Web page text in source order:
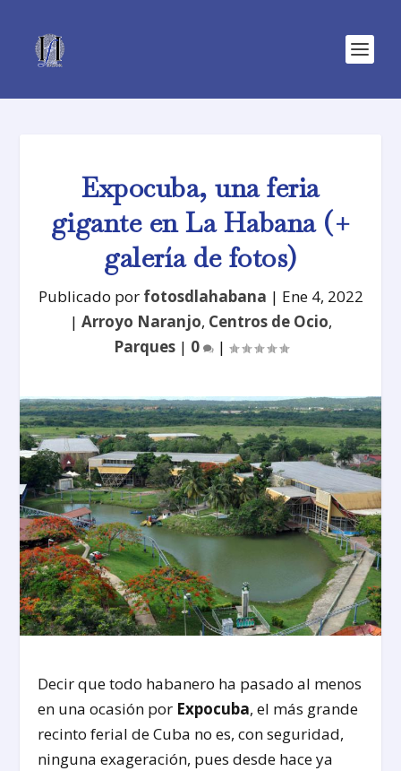
Expocuba, una feria
gigante en La Habana (+
galería de fotos)
Publicado por fotosdlahabana | Ene 4, 2022
| Arroyo Naranjo, Centros de Ocio,
Parques| 0 |
Decir que todo habanero ha pasado al menos
en una ocasión por Expocuba, el más grande
recinto ferial de Cuba no es, con seguridad,
ninguna exageración, pues desde hace ya